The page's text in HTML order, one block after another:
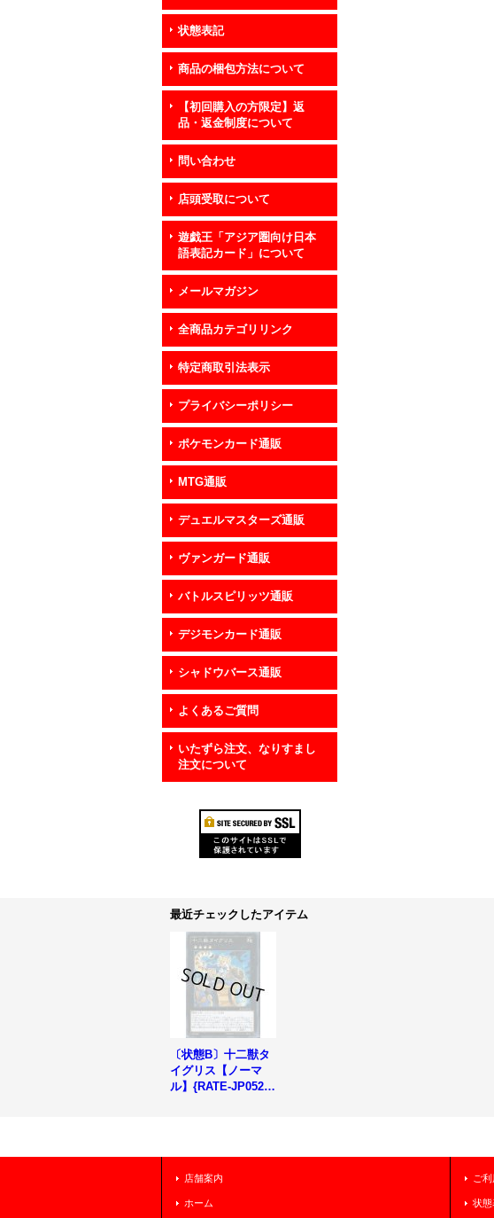
状態表記
商品の梱包方法について
【初回購入の方限定】返
品・返金制度について
問い合わせ
店頭受取について
遊戯王「アジア圏向け日本
語表記カード」について
メールマガジン
全商品カテゴリリンク
特定商取引法表示
プライバシーポリシー
ポケモンカード通販
MTG通販
デュエルマスターズ通販
ヴァンガード通販
バトルスピリッツ通販
デジモンカード通販
シャドウバース通販
よくあるご質問
いたずら注文、なりすまし
注文について
最近チェックしたアイテム
〔状態B〕十二獣タ
イグリス【ノーマ
ル】{RATE-JP052}
店舗案内
ホーム
ご
状